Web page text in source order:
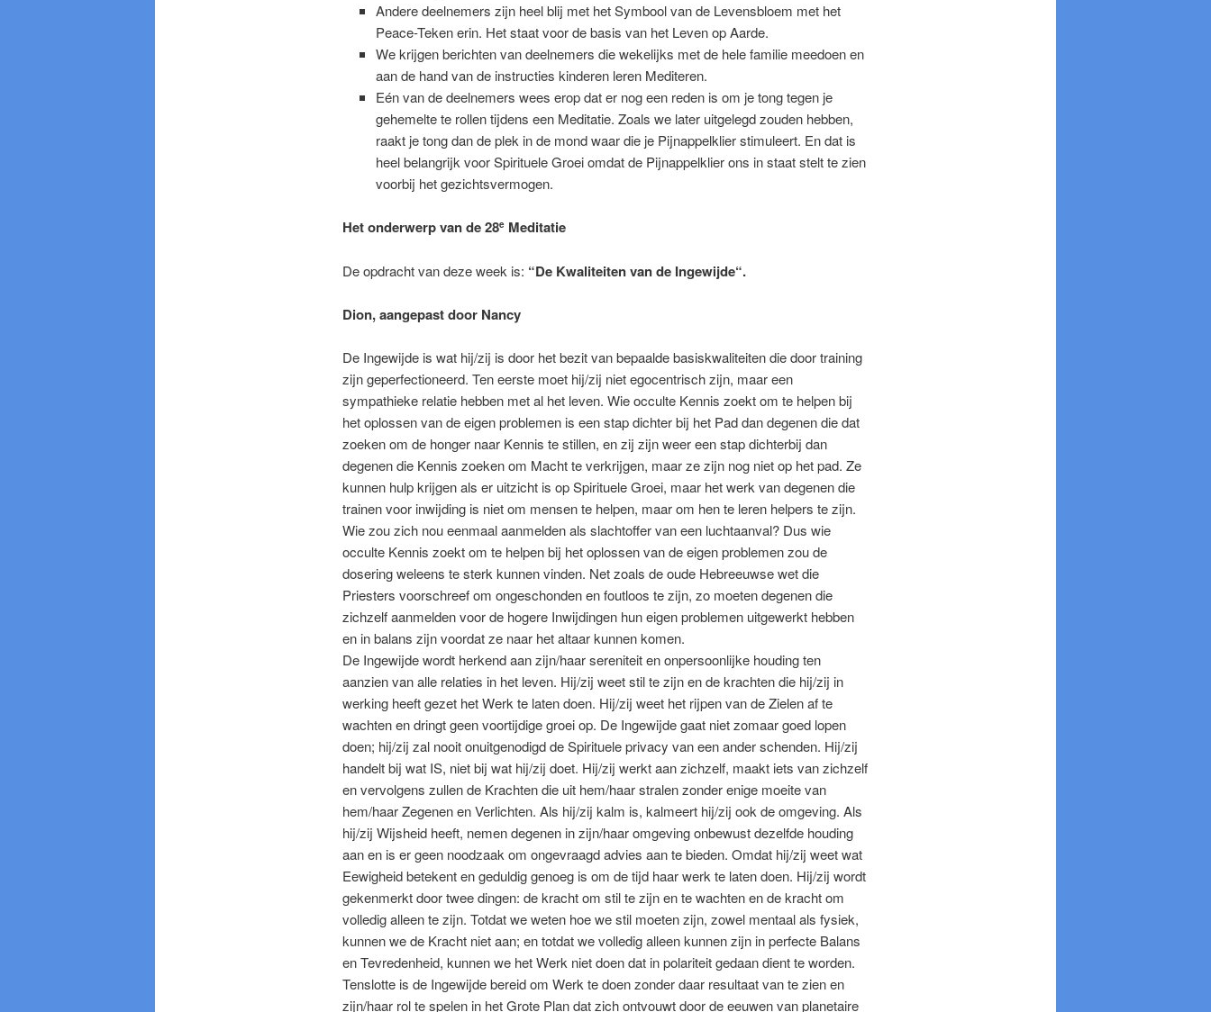
Andere deelnemers zijn heel blij met het Symbool van de Levensbloem met het
Peace-Teken erin. Het staat voor de basis van het Leven op Aarde.
We krijgen berichten van deelnemers die wekelijks met de hele familie meedoen en
aan de hand van de instructies kinderen leren Mediteren.
Eén van de deelnemers wees erop dat er nog een reden is om je tong tegen je
gehemelte te rollen tijdens een Meditatie. Zoals we later uitgelegd zouden hebben,
raakt je tong dan de plek in de mond waar die je Pijnappelklier stimuleert. En dat is
heel belangrijk voor Spirituele Groei omdat de Pijnappelklier ons in staat stelt te zien
voorbij het gezichtsvermogen.
Het onderwerp van de 28eMeditatie
De opdracht van deze week is: “De Kwaliteiten van de Ingewijde“.
Dion, aangepast door Nancy
De Ingewijde is wat hij/zij is door het bezit van bepaalde basiskwaliteiten die door training
zijn geperfectioneerd. Ten eerste moet hij/zij niet egocentrisch zijn, maar een
sympathieke relatie hebben met al het leven. Wie occulte Kennis zoekt om te helpen bij
het oplossen van de eigen problemen is een stap dichter bij het Pad dan degenen die dat
zoeken om de honger naar Kennis te stillen, en zij zijn weer een stap dichterbij dan
degenen die Kennis zoeken om Macht te verkrijgen, maar ze zijn nog niet op het pad. Ze
kunnen hulp krijgen als er uitzicht is op Spirituele Groei, maar het werk van degenen die
trainen voor inwijding is niet om mensen te helpen, maar om hen te leren helpers te zijn.
Wie zou zich nou eenmaal aanmelden als slachtoffer van een luchtaanval? Dus wie
occulte Kennis zoekt om te helpen bij het oplossen van de eigen problemen zou de
dosering weleens te sterk kunnen vinden. Net zoals de oude Hebreeuwse wet die
Priesters voorschreef om ongeschonden en foutloos te zijn, zo moeten degenen die
zichzelf aanmelden voor de hogere Inwijdingen hun eigen problemen uitgewerkt hebben
en in balans zijn voordat ze naar het altaar kunnen komen.
De Ingewijde wordt herkend aan zijn/haar sereniteit en onpersoonlijke houding ten
aanzien van alle relaties in het leven. Hij/zij weet stil te zijn en de krachten die hij/zij in
werking heeft gezet het Werk te laten doen. Hij/zij weet het rijpen van de Zielen af te
wachten en dringt geen voortijdige groei op. De Ingewijde gaat niet zomaar goed lopen
doen; hij/zij zal nooit onuitgenodigd de Spirituele privacy van een ander schenden. Hij/zij
handelt bij wat IS, niet bij wat hij/zij doet. Hij/zij werkt aan zichzelf, maakt iets van zichzelf
en vervolgens zullen de Krachten die uit hem/haar stralen zonder enige moeite van
hem/haar Zegenen en Verlichten. Als hij/zij kalm is, kalmeert hij/zij ook de omgeving. Als
hij/zij Wijsheid heeft, nemen degenen in zijn/haar omgeving onbewust dezelfde houding
aan en is er geen noodzaak om ongevraagd advies aan te bieden. Omdat hij/zij weet wat
Eewigheid betekent en geduldig genoeg is om de tijd haar werk te laten doen. Hij/zij wordt
gekenmerkt door twee dingen: de kracht om stil te zijn en te wachten en de kracht om
volledig alleen te zijn. Totdat we weten hoe we stil moeten zijn, zowel mentaal als fysiek,
kunnen we de Kracht niet aan; en totdat we volledig alleen kunnen zijn in perfecte Balans
en Tevredenheid, kunnen we het Werk niet doen dat in polariteit gedaan dient te worden.
Tenslotte is de Ingewijde bereid om Werk te doen zonder daar resultaat van te zien en
zijn/haar rol te spelen in het Grote Plan dat zich ontvouwt door de eeuwen van planetaire